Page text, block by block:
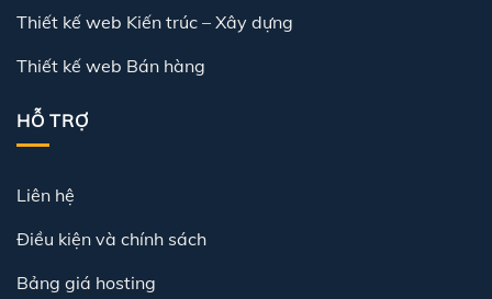
Thiết kế web Kiến trúc – Xây dựng
Thiết kế web Bán hàng
HỖ TRỢ
Liên hệ
Điều kiện và chính sách
Bảng giá hosting